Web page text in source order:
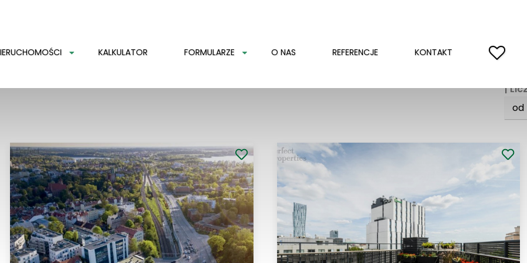
KALKULATOR FORMULARZE O NAS REFERENCJE KONTAKT
|
od